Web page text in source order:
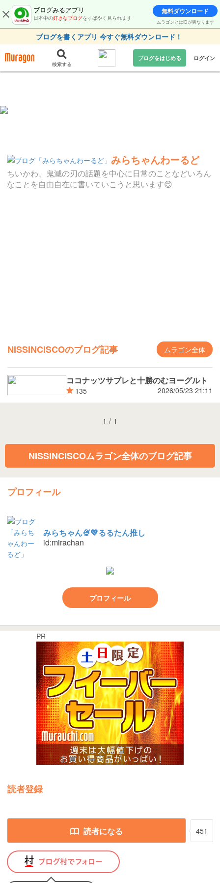
ブログみるアプリ
日本中の好きなブログをすばやく見られます
無料ダウンロード
ムラゴンとはIDが異なります
ブログを書くアプリ 今すぐ無料ダウンロード！
検索する
ブログをはじめる ログイン
みらちゃんわーるど
ちいかわ、鬼滅の刃の話題を中心に日常のことなどいろん
なことを自由自在に書いていこうと思います😊
NISSINCISCOのブログ記事 ムラゴン全体
ココナッツサブレと十勝のむヨーグルト
135 2026/05/23 21:11
1 / 1
NISSINCISCOムラゴン全体のブログ記事
プロフィール
みらちゃん🍨💚るるたん推し
id:mirachan
プロフィール
PR
読者登録
読者になる 451